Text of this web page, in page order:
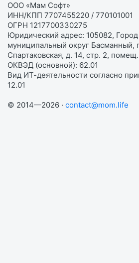
ООО «Мам Софт»
ИНН/КПП 7707455220 / 770101001
ОГРН 1217700330275
Юридический адрес: 105082, Город
муниципальный округ Басманный,
Спартаковская, д. 14, стр. 2,
ОКВЭД (основной): 62.01
Вид ИТ-деятельности согласно
12.01
© 2014—2026 · contact@mom.life